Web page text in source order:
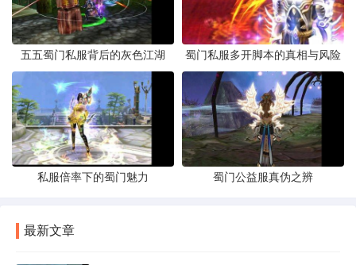
五五蜀门私服背后的灰色江湖 蜀门私服多开脚本的真相与风险
私服倍率下的蜀门魅力 蜀门公益服真伪之辨
最新文章